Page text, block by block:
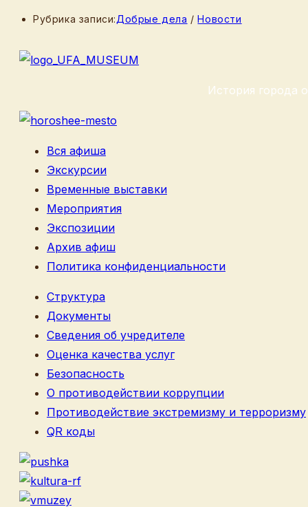
Рубрика записи:Добрые дела / Новости
История города
Вся афиша
Экскурсии
Временные выставки
Мероприятия
Экспозиции
Архив афиш
Политика конфиденциальности
Структура
Документы
Сведения об учредителе
Оценка качества услуг
Безопасность
О противодействии коррупции
Противодействие экстремизму и терроризму
QR коды